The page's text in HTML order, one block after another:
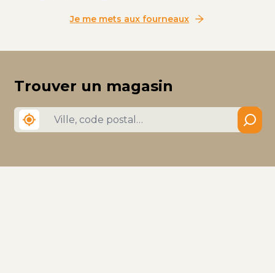
Je me mets aux fourneaux
Trouver un magasin